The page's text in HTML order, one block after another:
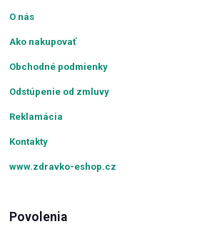
O nás
Ako nakupovať
Obchodné podmienky
Odstúpenie od zmluvy
Reklamácia
Kontakty
www.zdravko-eshop.cz
Povolenia